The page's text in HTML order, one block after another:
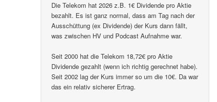
Die Telekom hat 2026 z.B. 1€ Dividende pro Aktie
bezahlt. Es ist ganz normal, dass am Tag nach der
Ausschüttung (ex Dividende) der Kurs dann fällt,
was zwischen HV und Podcast Aufnahme war.
Seit 2000 hat die Telekom 18,72€ pro Aktie
Dividende gezahlt (wenn ich richtig gerechnet habe).
Seit 2002 lag der Kurs immer so um die 10€. Da war
das ein relativ sicherer Ertrag.